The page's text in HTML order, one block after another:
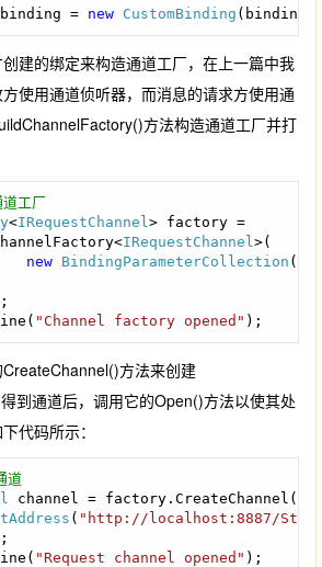
binding = new CustomBinding
建的绑定来构造通道工厂，在上一篇中我
使用通道侦听器，而消息的请求方使用通
方法构造通道工厂并打
<IRequestChannel > factory =
IRequestChannel >(
new BindingParameterCollection
"Channel factory opened" );
方法来创建
到通道后，调用它的Open()方法以使其处
代码所示：
channel = factory.CreateChannel(
( "http://localhost:8887/
"Request channel opened" );